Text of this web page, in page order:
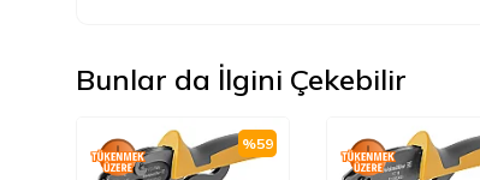
Bunlar da İlgini Çekebilir
%59